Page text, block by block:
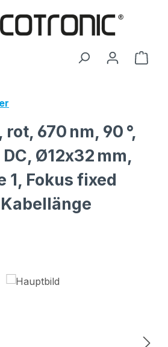
670 nm, 90 °,
DC, Ø12x32 mm,
1, Fokus fixed